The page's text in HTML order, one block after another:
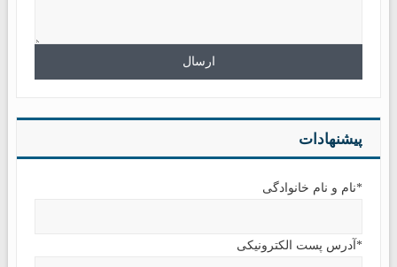
پیشنهادات
*نام و نام خانوادگی
*آدرس پست الکترونیکی